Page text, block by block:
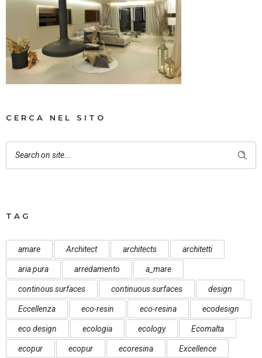
CERCA NEL SITO
TAG
amare Architect architects architetti
aria pura arredamento a_mare
continous surfaces continuous surfaces design
Eccellenza eco-resin eco-resina ecodesign
eco design ecologia ecology Ecomalta
ecopur ecopur ecoresina Excellence